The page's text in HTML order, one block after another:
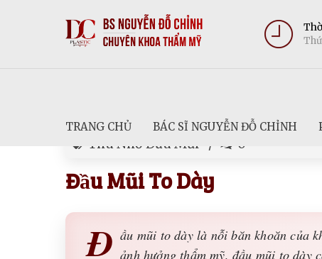
TRANG CHỦ BÁC SĨ NGUYỄN ĐỖ CHỈNH
Thu Nhỏ Đầu Mũi 0
Đầu Mũi To Dày
Đ ầu mũi to dày là nỗi băn khoăn của
ảnh hưởng thẩm mỹ, đầu mũi to dày